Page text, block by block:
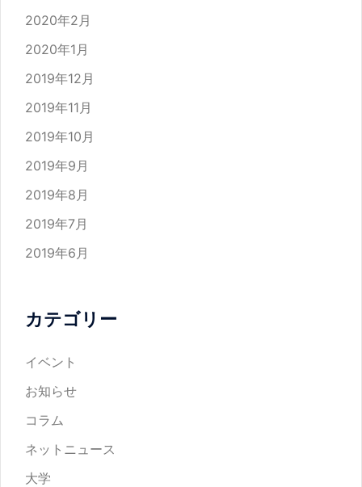
2020年2月
2020年1月
2019年12月
2019年11月
2019年10月
2019年9月
2019年8月
2019年7月
2019年6月
カテゴリー
イベント
お知らせ
コラム
ネットニュース
大学